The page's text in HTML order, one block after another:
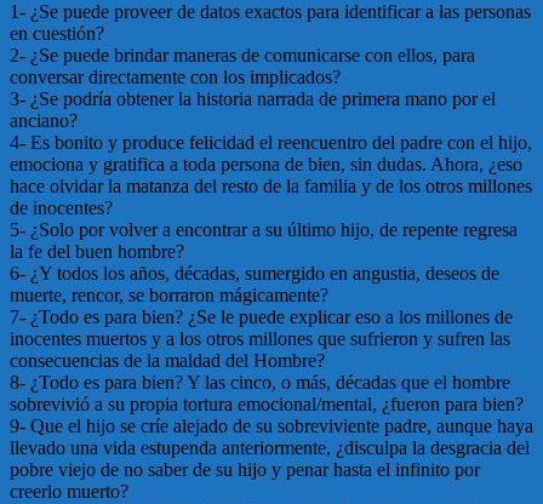
1- ¿Se puede proveer de datos exactos para identificar a las personas
en cuestión?
2- ¿Se puede brindar maneras de comunicarse con ellos, para
conversar directamente con los implicados?
3- ¿Se podría obtener la historia narrada de primera mano por el
anciano?
4- Es bonito y produce felicidad el reencuentro del padre con el hijo,
emociona y gratifica a toda persona de bien, sin dudas. Ahora, ¿eso
hace olvidar la matanza del resto de la familia y de los otros millones
de inocentes?
5- ¿Solo por volver a encontrar a su último hijo, de repente regresa
la fe del buen hombre?
6- ¿Y todos los años, décadas, sumergido en angustia, deseos de
muerte, rencor, se borraron mágicamente?
7- ¿Todo es para bien? ¿Se le puede explicar eso a los millones de
inocentes muertos y a los otros millones que sufrieron y sufren las
consecuencias de la maldad del Hombre?
8- ¿Todo es para bien? Y las cinco, o más, décadas que el hombre
sobrevivió a su propia tortura emocional/mental, ¿fueron para bien?
9- Que el hijo se críe alejado de su sobreviviente padre, aunque haya
llevado una vida estupenda anteriormente, ¿disculpa la desgracia del
pobre viejo de no saber de su hijo y penar hasta el infinito por
creerlo muerto?